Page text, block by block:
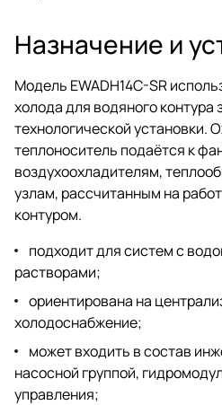
Назначение и
Модель EWADH14C-SR
холода для водяного контура
технологической установки.
теплоноситель подаётся к
воздухоохладителям,
узлам, рассчитанным на
контуром.
подходит для систем с
растворами;
ориентирована на
холодоснабжение;
может входить в состав
насосной группой,
управления;